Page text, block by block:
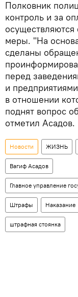
Полковник
контроль и за
меры. "На
сделаны
перед
и
в отношении
поднят вопрос
отметил Асадов.
Новости ЖИЗНЬ
Вагиф Асадов
Главное управление
Штрафы Наказание
штрафная стоянка